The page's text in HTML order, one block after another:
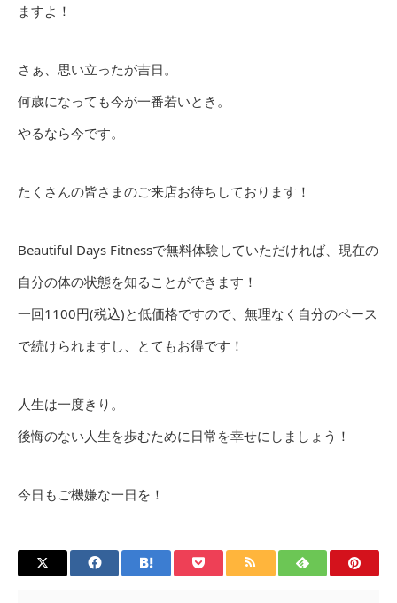
ますよ！
さぁ、思い立ったが吉日。
何歳になっても今が一番若いとき。
やるなら今です。
たくさんの皆さまのご来店お待ちしております！
Beautiful Days Fitnessで無料体験していただければ、現在の
自分の体の状態を知ることができます！
一回1100円(税込)と低価格ですので、無理なく自分のペース
で続けられますし、とてもお得です！
人生は一度きり。
後悔のない人生を歩むために日常を幸せにしましょう！
今日もご機嫌な一日を！